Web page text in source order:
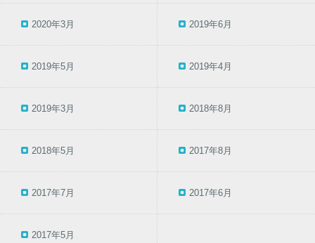
2020年3月 2019年6月
2019年5月 2019年4月
2019年3月 2018年8月
2018年5月 2017年8月
2017年7月 2017年6月
2017年5月